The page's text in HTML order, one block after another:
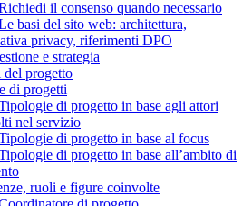
il consenso quando necessario
basi del sito web: architettura,
privacy, riferimenti DPO
e strategia
progetto
di progetti
di progetto in base agli attori
nel servizio
di progetto in base al focus
di progetto in base all’ambito di
ruoli e figure coinvolte